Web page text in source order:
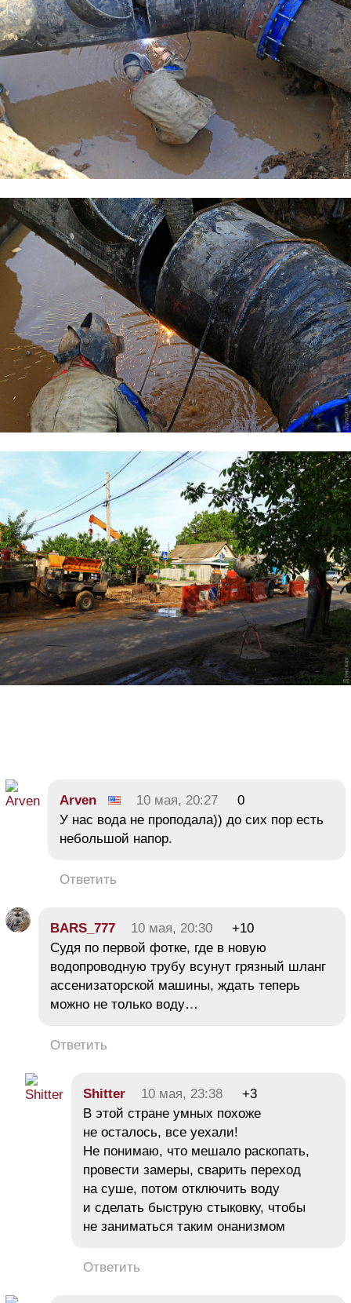
Arven 10 мая, 20:27
0
У нас вода не проподала)) до сих пор есть
небольшой напор.
Ответить
BARS_777 10 мая, 20:30
+10
Судя по первой фотке, где в новую
водопроводную трубу всунут грязный шланг
ассенизаторской машины, ждать теперь
можно не только воду…
Ответить
Shitter 10 мая, 23:38
+3
В этой стране умных похоже
не осталось, все уехали!
Не понимаю, что мешало раскопать,
провести замеры, сварить переход
на суше, потом отключить воду
и сделать быструю стыковку, чтобы
не заниматься таким онанизмом
Ответить